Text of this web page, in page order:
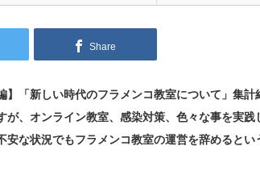
Share
編】「新しい時代のフラメンコ教室について」
が、オンライン教室、感染対策、色々な事を実
安な状況でもフラメンコ教室の運営を辞めるとい